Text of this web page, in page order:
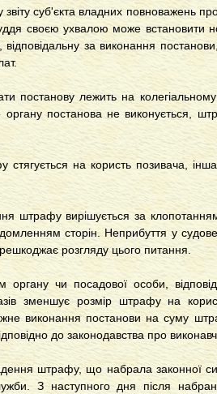
суб'єкта владних повноважень
своєю ухвалою може встановити
за виконання
постанову лежить на
постанова не виконується,
на користь позивача,
штрафу вирішується за
сторін. Неприбуття у
розгляду цього питання.
чи посадової особи,
зменшує розмір штрафу на
виконання постанови на суму
до законодавства про
штрафу, що набрала законної
З наступного дня після